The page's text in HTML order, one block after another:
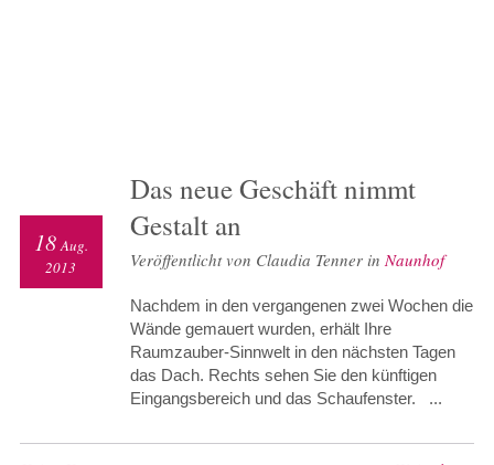
Das neue Geschäft nimmt
Gestalt an
18 Aug.
2013
Veröffentlicht von Claudia Tenner in Naunhof
Nachdem in den vergangenen zwei Wochen die
Wände gemauert wurden, erhält Ihre
Raumzauber-Sinnwelt in den nächsten Tagen
das Dach. Rechts sehen Sie den künftigen
Eingangsbereich und das Schaufenster. ...